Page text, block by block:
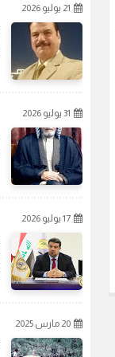
21 يوليو 2026
31 يوليو 2026
17 يوليو 2026
20 مارس 2025